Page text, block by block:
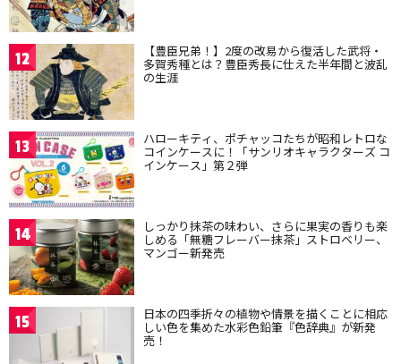
12 【豊臣兄弟！】2度の改易から復活した武将・
多賀秀種とは？豊臣秀長に仕えた半年間と波乱
の生涯
13 ハローキティ、ポチャッコたちが昭和レトロな
コインケースに！「サンリオキャラクターズ コ
インケース」第２弾
14 しっかり抹茶の味わい、さらに果実の香りも楽
しめる「無糖フレーバー抹茶」ストロベリー、
マンゴー新発売
15 日本の四季折々の植物や情景を描くことに相応
しい色を集めた水彩色鉛筆『色辞典』が新発
売！